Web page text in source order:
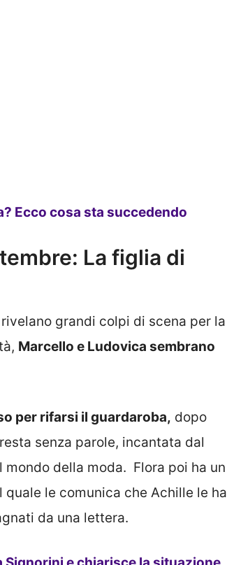
Ecco cosa sta succedendo
La figlia di
grandi colpi di scena per la
Marcello e Ludovica sembrano
per rifarsi il guardaroba, dopo
senza parole, incantata dal
della moda. Flora poi ha un
le comunica che Achille le ha
da una lettera.